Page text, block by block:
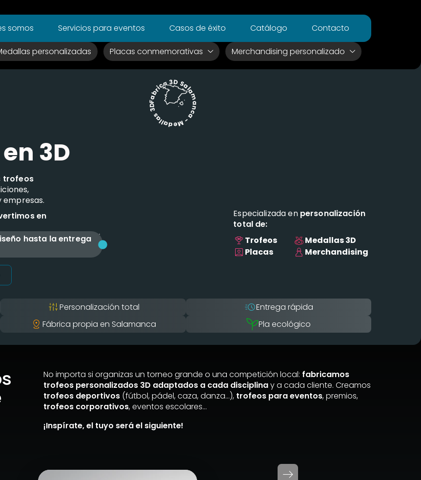
somos Servicios para eventos Casos de éxito Catálogo Contacto
personalizadas Placas conmemorativas Merchandising personalizado
3D
trofeos
empresas.
en
hasta la entrega
Fabrica 3D Salamanca - Medallas 3D -
Especializada en personalización
total de:
Trofeos
Medallas 3D
Placas
Merchandising
Personalización total
Entrega rápida
Fábrica propia en Salamanca Pla ecológico
No importa si organizas un torneo grande o una competición local: fabricamos
trofeos personalizados 3D adaptados a cada disciplinay a cada cliente. Creamos
trofeos deportivos (fútbol, pádel, caza, danza…), trofeos para eventos, premios,
trofeos corporativos, eventos escolares…
¡Inspírate, el tuyo será el siguiente!